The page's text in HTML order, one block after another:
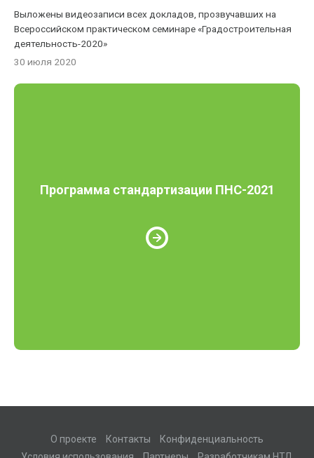
Выложены видеозаписи всех докладов, прозвучавших на
Всероссийском практическом семинаре «Градостроительная
деятельность-2020»
30 июля 2020
Программа стандартизации ПНС-2021
О проекте Контакты
Конфиденциальность